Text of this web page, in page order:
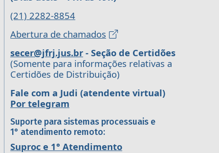
(21) 2282-8854
Abertura de chamados
secer@jfrj.jus.br - Seção de Certidões
(Somente para informações relativas a
Certidões de Distribuição)
Fale com a Judi (atendente virtual)
Por telegram
Suporte para sistemas processuais e
1° atendimento remoto:
Suproc e 1° Atendimento